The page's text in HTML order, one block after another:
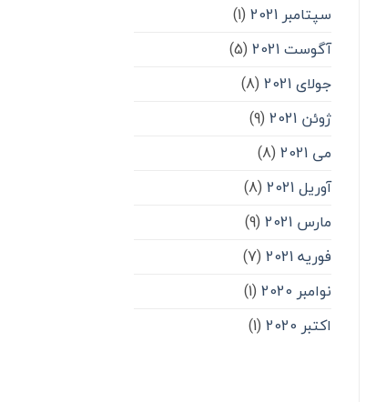
سپتامبر 2021
(1)
آگوست 2021
(5)
جولای 2021
(8)
ژوئن 2021
(9)
می 2021
(8)
آوریل 2021
(8)
مارس 2021
(9)
فوریه 2021
(7)
نوامبر 2020
(1)
اکتبر 2020
(1)